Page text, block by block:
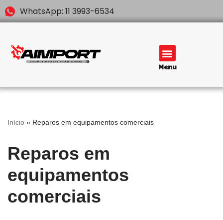
conteúdo
WhatsApp: 11 3993-6534
Menu
Início » Reparos em equipamentos comerciais
Reparos em
equipamentos
comerciais